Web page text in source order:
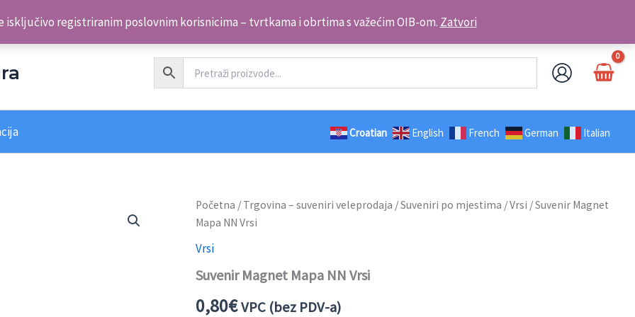
isključivo registriranim poslovnim korisnicima – tvrtkama i obrtima s važećim OIB-om. ZatvoriKontakt telefon: +385 98 179 3891
Croatian English French German Italian
Početna / Trgovina – suveniri veleprodaja /Suveniri po mjestima /Vrsi / Suvenir Magnet
Mapa NN Vrsi
Vrsi
Suvenir Magnet Mapa NN Vrsi
0,80€VPC (bez PDV-a)
Suvenir
Magnet
Mapa
NN
količina